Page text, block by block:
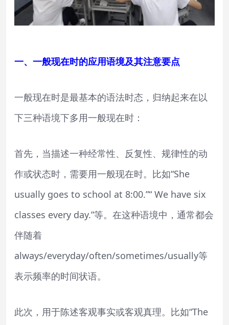
一、一般现在时的应用语境及其注意要点
一般现在时是最基本的语法时态，归纳起来在以
下三种语境下多用一般现在时：
首先，当描述一种经常性、反复性、规律性的动
作或状态时，需要用一般现在时。比如“She
usually goes to school at 8:00.”“ We have six
classes every day.”等。在这种语境中，通常都会
伴随着
always/everyday/often/sometimes/usually等
表示频率的时间状语。
此次，用于陈述客观事实或客观真理。比如“The